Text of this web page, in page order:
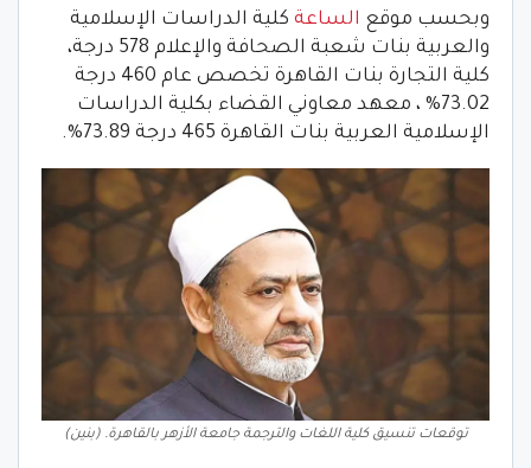
وبحسب موقع الساعة كلية الدراسات الإسلامية
والعربية بنات شعبة الصحافة والإعلام 578 درجة،
كلية التجارة بنات القاهرة تخصص عام 460 درجة
73.02% ، معهد معاوني القضاء بكلية الدراسات
الإسلامية العربية بنات القاهرة 465 درجة 73.89%.
توقعات تنسيق كلية اللغات والترجمة جامعة الأزهر بالقاهرة. (بنين)